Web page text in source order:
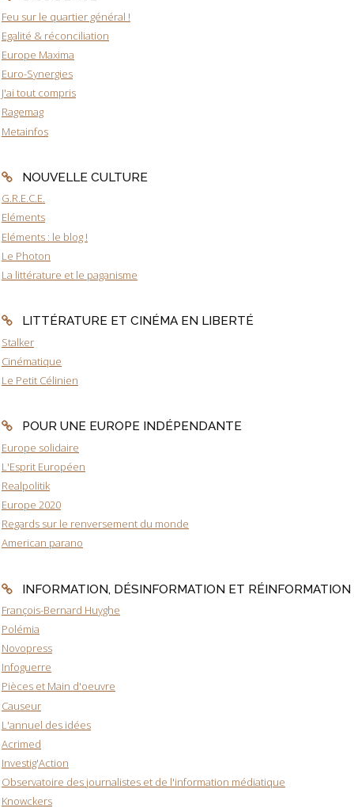
Feu sur le quartier général !
Egalité & réconciliation
Europe Maxima
Euro-Synergies
J'ai tout compris
Ragemag
Metainfos
NOUVELLE CULTURE
G.R.E.C.E.
Eléments
Eléments : le blog !
Le Photon
La littérature et le paganisme
LITTÉRATURE ET CINÉMA EN LIBERTÉ
Stalker
Cinématique
Le Petit Célinien
POUR UNE EUROPE INDÉPENDANTE
Europe solidaire
L'Esprit Européen
Realpolitik
Europe 2020
Regards sur le renversement du monde
American parano
INFORMATION, DÉSINFORMATION ET RÉINFORMATION
François-Bernard Huyghe
Polémia
Novopress
Infoguerre
Pièces et Main d'oeuvre
Causeur
L'annuel des idées
Acrimed
Investig'Action
Observatoire des journalistes et de l'information médiatique
Knowckers